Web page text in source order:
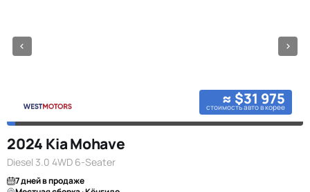
≈ $31 975
стоимость авто в корее
2024 Kia Mohave
Diesel 3.0 4WD 6-Seater
7 дней в продаже